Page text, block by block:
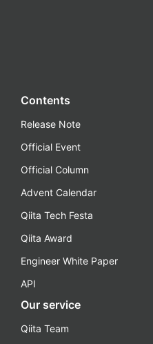
Contents
Release Note
Official Event
Official Column
Advent Calendar
Qiita Tech Festa
Qiita Award
Engineer White Paper
API
Our service
Qiita Team